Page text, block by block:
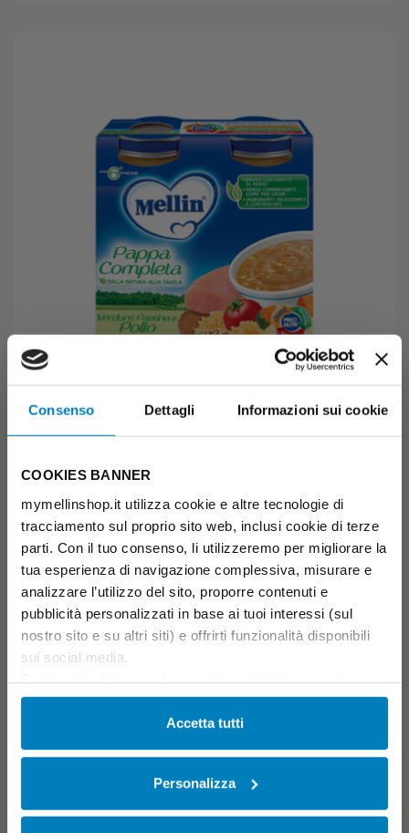
Consenso Dettagli Informazioni sui cookie
COOKIES BANNER
mymellinshop.it utilizza cookie e altre tecnologie di
tracciamento sul proprio sito web, inclusi cookie di terze
parti. Con il tuo consenso, li utilizzeremo per migliorare la
tua esperienza di navigazione complessiva, misurare e
analizzare l’utilizzo del sito, proporre contenuti e
pubblicità personalizzati in base ai tuoi interessi (sul
nostro sito e su altri siti) e offrirti funzionalità disponibili
sui social media.
cliccando su Impostazioni dei cookie. Ulteriori
informazioni sono disponibili nellaCookie Policy
nella
Accetta tutti
Personalizza
Pappa Completa Verdure Pastina Pollo
Sconto scorta
€ 6,19 -5% € 5,89
( € 2,95 /unità)
6+ Previo parere del Pediatra
AGGIUNGI AL CARRELLO